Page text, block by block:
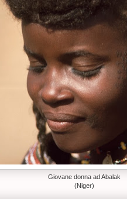
Giovane donna ad Abalak
(Niger)